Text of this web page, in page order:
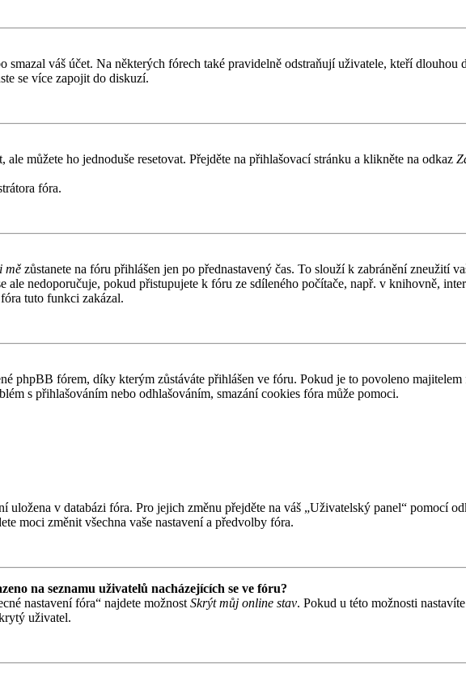
smazal váš účet. Na některých fórech také pravidelně odstraňují uživatele, kteří
se více zapojit do diskuzí.
můžete ho jednoduše resetovat. Přejděte na přihlašovací stránku a klikněte na odkaz
fóra.
mě zůstanete na fóru přihlášen jen po přednastavený čas. To slouží k zabránění zneužití
ale nedoporučuje, pokud přistupujete k fóru ze sdíleného počítače, např. v knihovně,
tuto funkci zakázal.
phpBB fórem, díky kterým zůstáváte přihlášen ve fóru. Pokud je to povoleno
s přihlašováním nebo odhlašováním, smazání cookies fóra může pomoci.
uložena v databázi fóra. Pro jejich změnu přejděte na váš „Uživatelský panel“ pomocí
moci změnit všechna vaše nastavení a předvolby fóra.
na seznamu uživatelů nacházejících se ve fóru?
nastavení fóra“ najdete možnost Skrýt můj online stav. Pokud u této možnosti
uživatel.